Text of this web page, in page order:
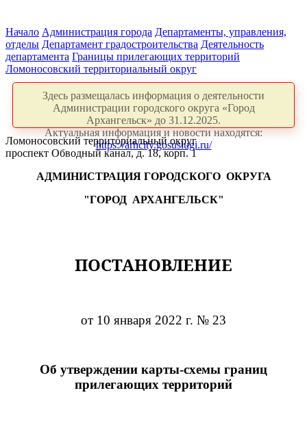
Начало Администрация города Департаменты, управления,
отделы Департамент градостроительства Деятельность
департамента Границы прилегающих территорий
Ломоносовский территориальный округ
Здесь размещалась информация о деятельности
Администрации городского округа «Город
Архангельск» до 31.12.2025.
Актуальная информация и новости находятся:
https://arhcity.gosuslugi.ru/
Ломоносовский территориальный округ
проспект Обводный канал, д. 18, корп. 1
АДМИНИСТРАЦИЯ ГОРОДСКОГО ОКРУГА
"ГОРОД АРХАНГЕЛЬСК"
ПОСТАНОВЛЕНИЕ
от 10 января 2022 г. № 23
Об утверждении карты-схемы границ
прилегающих территорий